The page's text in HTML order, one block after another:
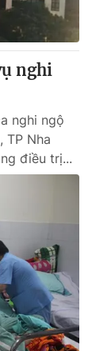
GP-BTTTT
Thắng,
nghi
nghi ngộ
TP Nha
điều trị...